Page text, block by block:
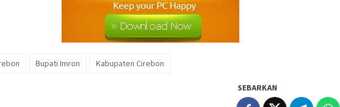
Bupati Imron Kabupaten Cirebon
SEBARKAN